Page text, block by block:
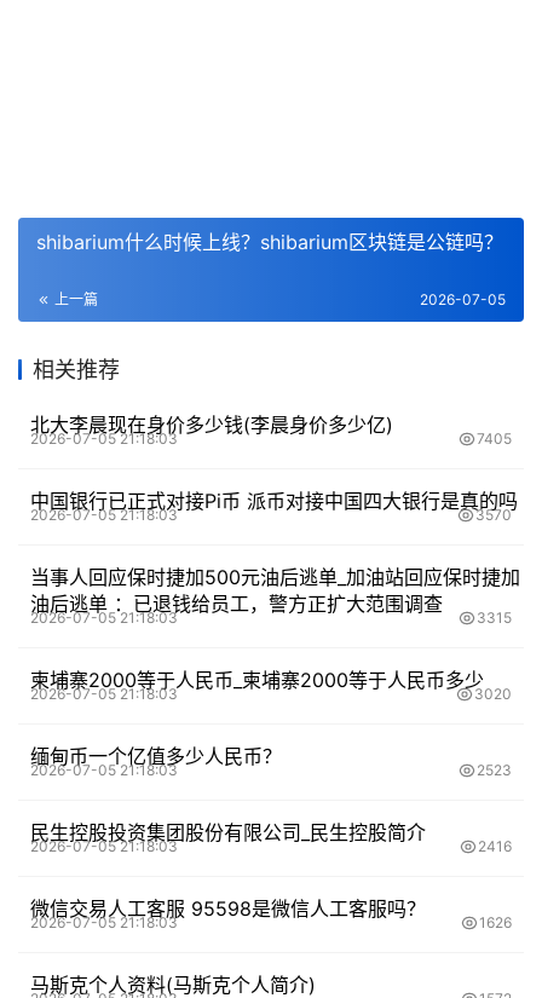
shibarium什么时候上线？shibarium区块链是公链吗？
上一篇 2026-07-05
相关推荐
北大李晨现在身价多少钱(李晨身价多少亿)
2026-07-05 21:18:03 7405
中国银行已正式对接Pi币 派币对接中国四大银行是真的吗
2026-07-05 21:18:03 3570
当事人回应保时捷加500元油后逃单_加油站回应保时捷加
油后逃单 ：已退钱给员工，警方正扩大范围调查
2026-07-05 21:18:03 3315
柬埔寨2000等于人民币_柬埔寨2000等于人民币多少
2026-07-05 21:18:03 3020
缅甸币一个亿值多少人民币？
2026-07-05 21:18:03 2523
民生控股投资集团股份有限公司_民生控股简介
2026-07-05 21:18:03 2416
微信交易人工客服 95598是微信人工客服吗？
2026-07-05 21:18:03 1626
马斯克个人资料(马斯克个人简介)